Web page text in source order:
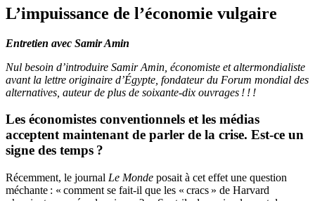
L’impuissance de l’économie vulgaire
Entretien avec Samir Amin
Nul besoin d’introduire Samir Amin, économiste et altermondialiste
avant la lettre originaire d’Égypte, fondateur du Forum mondial des
alternatives, auteur de plus de soixante-dix ouvrages ! ! !
Les économistes conventionnels et les médias
acceptent maintenant de parler de la crise. Est-ce un
signe des temps ?
Récemment, le journal Le Monde posait à cet effet une question
méchante : « comment se fait-il que les « cracs » de Harvard